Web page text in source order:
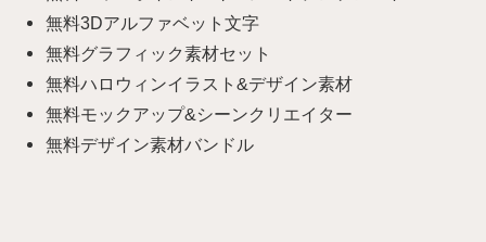
無料3Dアルファベット文字
無料グラフィック素材セット
無料ハロウィンイラスト&デザイン素材
無料モックアップ&シーンクリエイター
無料デザイン素材バンドル